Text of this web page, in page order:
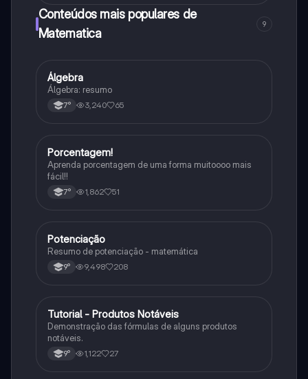
Conteúdos mais populares de
Matematica
9
Matematica
Álgebra
Álgebra: resumo
7° 3,240 65
Matematica
Porcentagem!
Aprenda porcentagem de uma forma muitoooo mais
fácil!!
7° 1,862 51
Matematica
Potenciação
Resumo de potenciação - matemática
9° 9,498 208
Matematica
Tutorial - Produtos Notáveis
Demonstração das fórmulas de alguns produtos
notáveis.
9° 1,122 27